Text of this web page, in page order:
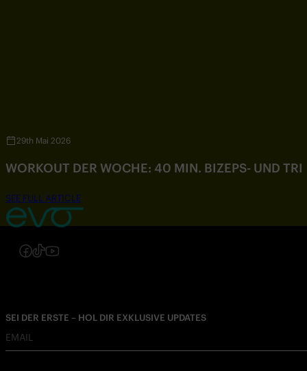
29th Mai 2026
WORKOUT DER WOCHE: 40 MIN. BIZEPS- UND
SEE FULL ARTICLE
Folgen Sie uns auf Instagram
Folgen Sie uns auf Facebook
Folgen Sie uns auf TikTok
Folgen Sie uns auf YouTube
SEI DER ERSTE – HOL DIR EXKLUSIVE UPDATES
EMAIL